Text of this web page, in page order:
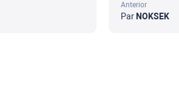
Anterior
Par NOKSEK